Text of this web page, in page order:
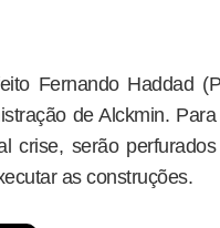
Fernando Haddad
de Alckmin.
crise, serão
as construções.